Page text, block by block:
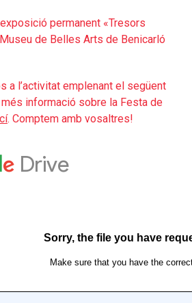
permanent «Tresors
de Belles Arts de Benicarló
a l’activitat emplenant el següent
informació sobre la Festa de
. Comptem amb vosaltres!